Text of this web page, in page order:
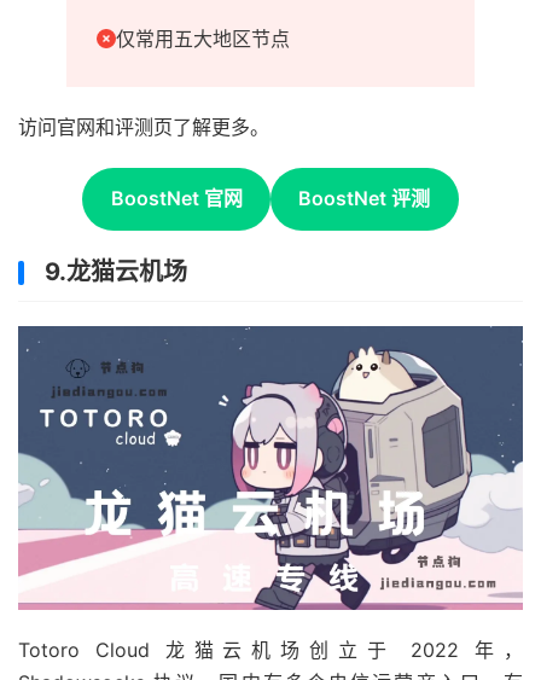
仅常用五大地区节点
访问官网和评测页了解更多。
BoostNet 官网 BoostNet 评测
9.龙猫云机场
Totoro Cloud 龙猫云机场创立于 2022 年，